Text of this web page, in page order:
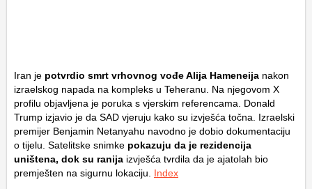
Iran je potvrdio smrt vrhovnog vođeAlija Hameneija nakon
izraelskog napada na kompleks u Teheranu. Na njegovom X
profilu objavljena je poruka s vjerskim referencama. Donald
Trump izjavio je da SAD vjeruju kako su izvješća točna. Izraelski
premijer Benjamin Netanyahu navodno je dobio dokumentaciju
o tijelu. Satelitske snimke pokazuju da je rezidencija
uništena, dok su ranija izvješća tvrdila da je ajatolah bio
premješten na sigurnu lokaciju. Index